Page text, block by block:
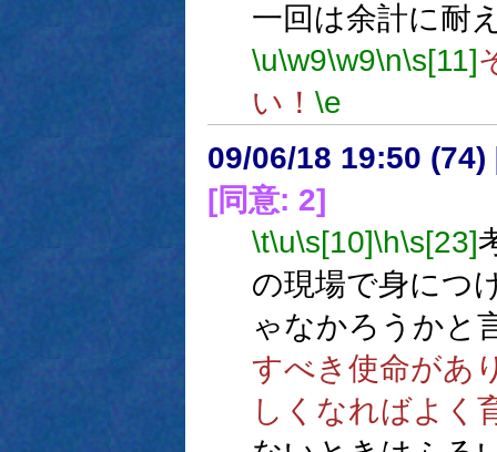
一回は余計に耐
\u\w9\w9\n\s[11]
い！ \e
09/06/18 19:50 (74)
[同意: 2]
\t\u\s[10]\h\s[23]
の現場で身につ
ゃなかろうかと
すべき使命があ
しくなればよく